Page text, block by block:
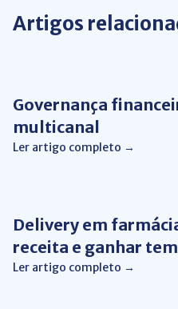
Artigos
Governança
multicanal
Ler artigo completo →
Delivery em
receita e ganhar
Ler artigo completo →